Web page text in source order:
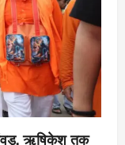
ऋषिकेश तक